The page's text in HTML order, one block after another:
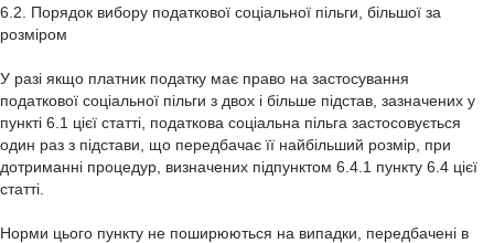
6.2. Порядок вибору податкової соціальної пільги, більшої за
розміром
У разі якщо платник податку має право на застосування
податкової соціальної пільги з двох і більше підстав, зазначених у
пункті 6.1 цієї статті, податкова соціальна пільга застосовується
один раз з підстави, що передбачає її найбільший розмір, при
дотриманні процедур, визначених підпунктом 6.4.1 пункту 6.4 цієї
статті.
Норми цього пункту не поширюються на випадки, передбачені в